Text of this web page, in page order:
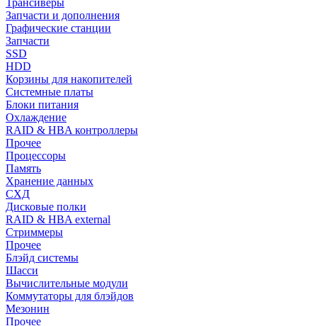
Трансиверы
Запчасти и дополнения
Графические станции
Запчасти
SSD
HDD
Корзины для накопителей
Системные платы
Блоки питания
Охлаждение
RAID & HBA контроллеры
Прочее
Процессоры
Память
Хранение данных
СХД
Дисковые полки
RAID & HBA external
Стриммеры
Прочее
Блэйд системы
Шасси
Вычислительные модули
Коммутаторы для блэйдов
Мезонин
Прочее